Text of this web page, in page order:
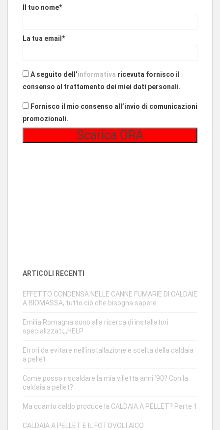
Il tuo nome*
La tua email*
A seguito dell’informativa ricevuta fornisco il
consenso al trattamento dei miei dati personali.
Fornisco il mio consenso all’invio di comunicazioni
promozionali.
ARTICOLI RECENTI
EFFETTO CONDENSA NELLE CANNE FUMARIE DI CALDAIE
A BIOMASSA, tutto ciò che bisogna sapere.
Emilia Romagna sono alla ricerca di installatori
specializzati,,,HELP
Errori da evitare nell’installazione e scelta della caldaia
a pellet
Come posso riscaldare la mia villetta anni ’90? Con la
caldaia a pellet?
Ma quanto caldo produce la CALDAIA A PELLET? Parte 1
CALDAIA A PELLET E IL FOTOVOLTAICO